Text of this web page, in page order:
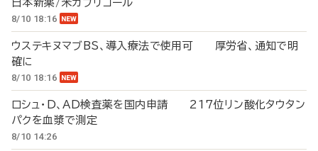
日本新薬/米カプリコール
8/10 18:16
ウステキヌマブBS、導入療法で使用可 厚労省、通知で明
確に
8/10 18:16
ロシュ・D、AD検査薬を国内申請 217位リン酸化タウタン
パクを血漿で測定
8/10 14:26